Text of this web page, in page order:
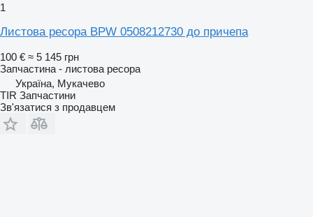
1
Листова ресора BPW 0508212730 до причепа
100 € ≈ 5 145 грн
Запчастина - листова ресора
Україна, Мукачево
TIR Запчастини
Зв'язатися з продавцем